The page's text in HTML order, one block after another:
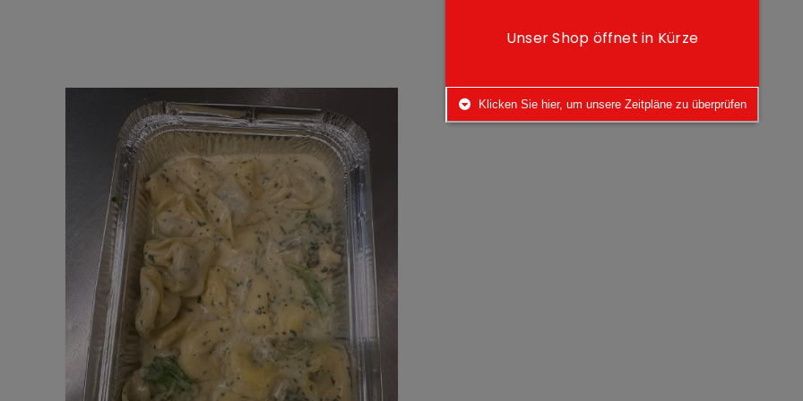
Unser Shop öffnet in Kürze
Klicken Sie hier, um unsere Zeitpläne zu überprüfen